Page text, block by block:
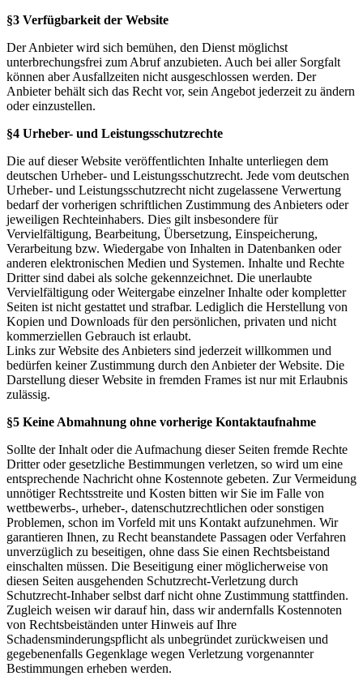
§3 Verfügbarkeit der Website
Der Anbieter wird sich bemühen, den Dienst möglichst
unterbrechungsfrei zum Abruf anzubieten. Auch bei aller Sorgfalt
können aber Ausfallzeiten nicht ausgeschlossen werden. Der
Anbieter behält sich das Recht vor, sein Angebot jederzeit zu ändern
oder einzustellen.
§4 Urheber- und Leistungsschutzrechte
Die auf dieser Website veröffentlichten Inhalte unterliegen dem
deutschen Urheber- und Leistungsschutzrecht. Jede vom deutschen
Urheber- und Leistungsschutzrecht nicht zugelassene Verwertung
bedarf der vorherigen schriftlichen Zustimmung des Anbieters oder
jeweiligen Rechteinhabers. Dies gilt insbesondere für
Vervielfältigung, Bearbeitung, Übersetzung, Einspeicherung,
Verarbeitung bzw. Wiedergabe von Inhalten in Datenbanken oder
anderen elektronischen Medien und Systemen. Inhalte und Rechte
Dritter sind dabei als solche gekennzeichnet. Die unerlaubte
Vervielfältigung oder Weitergabe einzelner Inhalte oder kompletter
Seiten ist nicht gestattet und strafbar. Lediglich die Herstellung von
Kopien und Downloads für den persönlichen, privaten und nicht
kommerziellen Gebrauch ist erlaubt.
Links zur Website des Anbieters sind jederzeit willkommen und
bedürfen keiner Zustimmung durch den Anbieter der Website. Die
Darstellung dieser Website in fremden Frames ist nur mit Erlaubnis
zulässig.
§5 Keine Abmahnung ohne vorherige Kontaktaufnahme
Sollte der Inhalt oder die Aufmachung dieser Seiten fremde Rechte
Dritter oder gesetzliche Bestimmungen verletzen, so wird um eine
entsprechende Nachricht ohne Kostennote gebeten. Zur Vermeidung
unnötiger Rechtsstreite und Kosten bitten wir Sie im Falle von
wettbewerbs-, urheber-, datenschutzrechtlichen oder sonstigen
Problemen, schon im Vorfeld mit uns Kontakt aufzunehmen. Wir
garantieren Ihnen, zu Recht beanstandete Passagen oder Verfahren
unverzüglich zu beseitigen, ohne dass Sie einen Rechtsbeistand
einschalten müssen. Die Beseitigung einer möglicherweise von
diesen Seiten ausgehenden Schutzrecht-Verletzung durch
Schutzrecht-Inhaber selbst darf nicht ohne Zustimmung stattfinden.
Zugleich weisen wir darauf hin, dass wir andernfalls Kostennoten
von Rechtsbeiständen unter Hinweis auf Ihre
Schadensminderungspflicht als unbegründet zurückweisen und
gegebenenfalls Gegenklage wegen Verletzung vorgenannter
Bestimmungen erheben werden.